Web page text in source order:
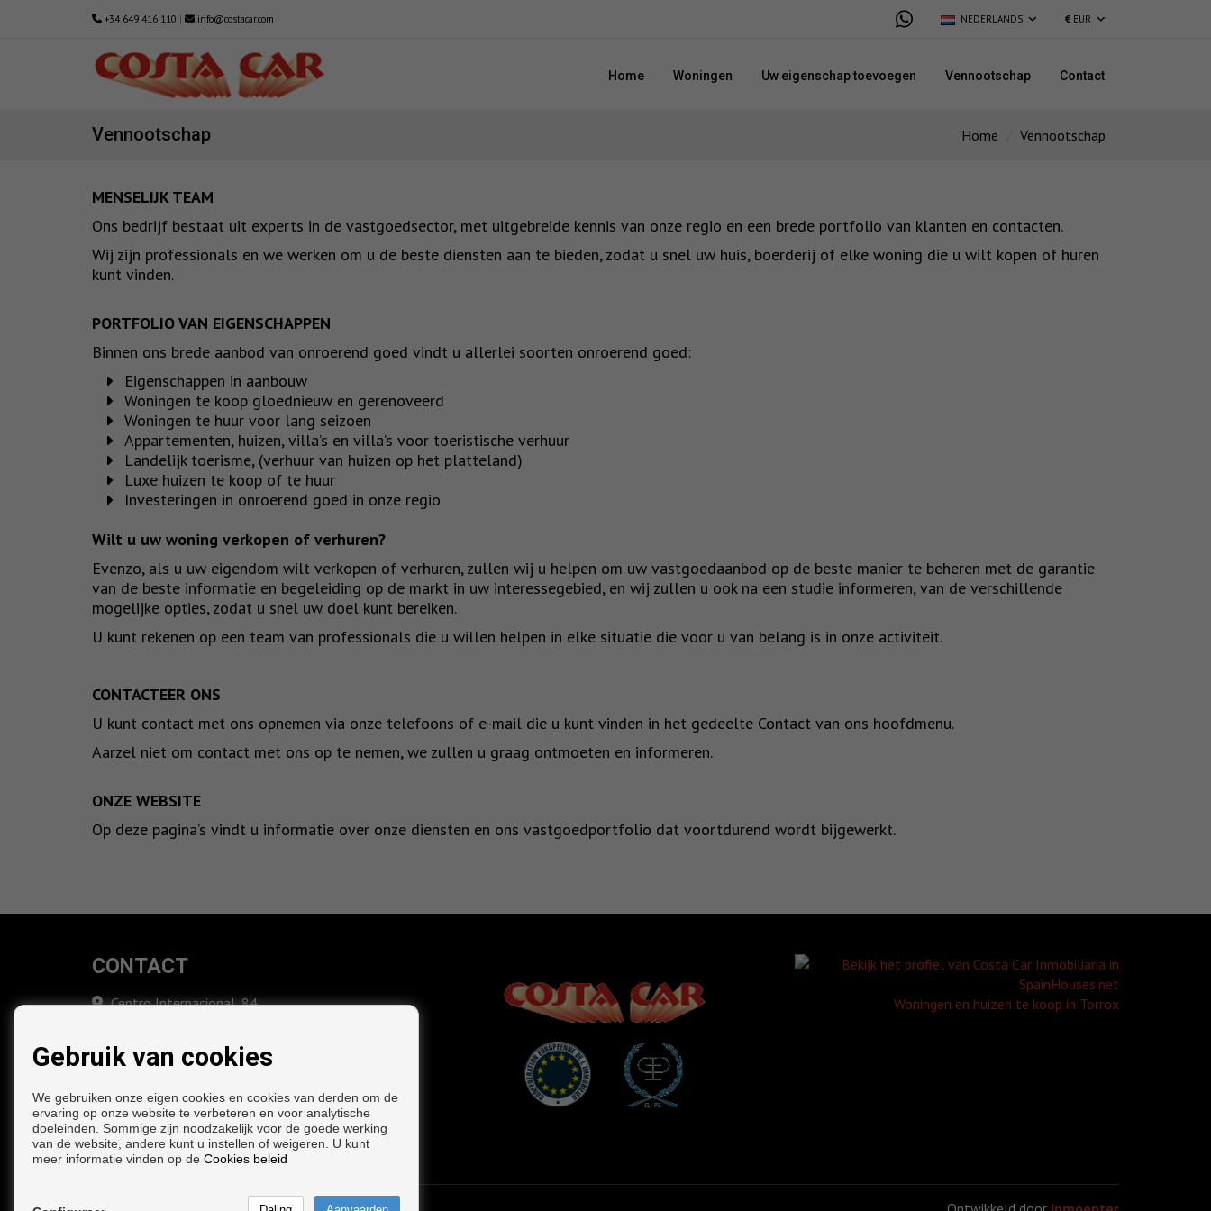
+34 649 416 110 | info@costacar.com NEDERLANDS € EUR
Home Woningen Uw eigenschap toevoegen Vennootschap Contact
Vennootschap Home Vennootschap
MENSELIJK TEAM
Ons bedrijf bestaat uit experts in de vastgoedsector, met uitgebreide kennis van onze regio en een brede portfolio van klanten en contacten.
Wij zijn professionals en we werken om u de beste diensten aan te bieden, zodat u snel uw huis, boerderij of elke woning die u wilt kopen of huren
kunt vinden.
PORTFOLIO VAN EIGENSCHAPPEN
Binnen ons brede aanbod van onroerend goed vindt u allerlei soorten onroerend goed:
Eigenschappen in aanbouw
Woningen te koop gloednieuw en gerenoveerd
Woningen te huur voor lang seizoen
Appartementen, huizen, villa’s en villa’s voor toeristische verhuur
Landelijk toerisme, (verhuur van huizen op het platteland)
Luxe huizen te koop of te huur
Investeringen in onroerend goed in onze regio
Wilt u uw woning verkopen of verhuren?
Evenzo, als u uw eigendom wilt verkopen of verhuren, zullen wij u helpen om uw vastgoedaanbod op de beste manier te beheren met de garantie
van de beste informatie en begeleiding op de markt in uw interessegebied, en wij zullen u ook na een studie informeren, van de verschillende
mogelijke opties, zodat u snel uw doel kunt bereiken.
U kunt rekenen op een team van professionals die u willen helpen in elke situatie die voor u van belang is in onze activiteit.
CONTACTEER ONS
U kunt contact met ons opnemen via onze telefoons of e-mail die u kunt vinden in het gedeelte Contact van ons hoofdmenu.
Aarzel niet om contact met ons op te nemen, we zullen u graag ontmoeten en informeren.
ONZE WEBSITE
Op deze pagina’s vindt u informatie over onze diensten en ons vastgoedportfolio dat voortdurend wordt bijgewerkt.
CONTACT
Centro Internacional, 84
29793 Torrox (Málaga)
‎+34 649 416 110
info@costacar.com
Woningen en huizen te koop in Torrox
Gebruik van cookies
We gebruiken onze eigen cookies en cookies van derden om de
ervaring op onze website te verbeteren en voor analytische
doeleinden. Sommige zijn noodzakelijk voor de goede werking
van de website, andere kunt u instellen of weigeren. U kunt
meer informatie vinden op de Cookies beleid